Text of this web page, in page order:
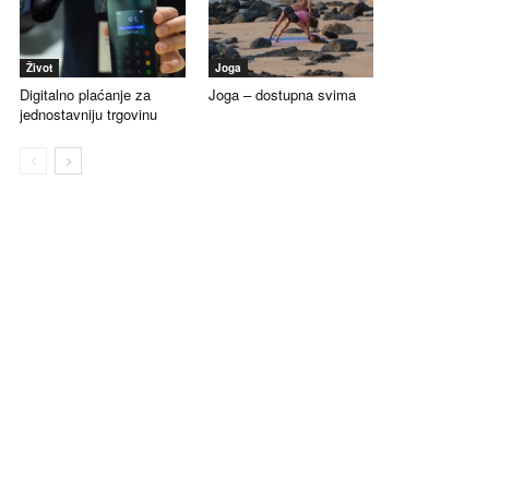
Život
Digitalno plaćanje za
jednostavniju trgovinu
Joga
Joga – dostupna svima